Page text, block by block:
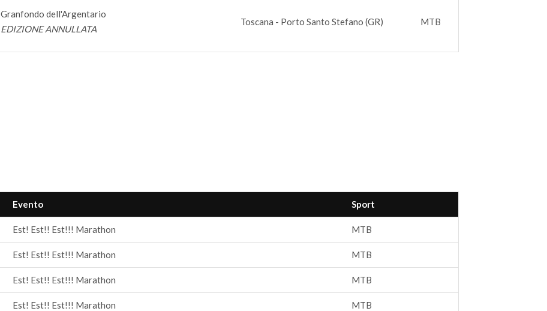
Granfondo dell'Argentario
EDIZIONE ANNULLATA
Toscana - Porto Santo Stefano (GR) MTB
Evento Sport
Est! Est!! Est!!! Marathon MTB
Est! Est!! Est!!! Marathon MTB
Est! Est!! Est!!! Marathon MTB
Est! Est!! Est!!! Marathon MTB